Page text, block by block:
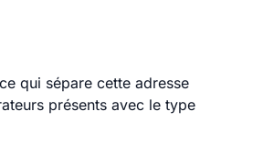
qui sépare cette adresse
présents avec le type